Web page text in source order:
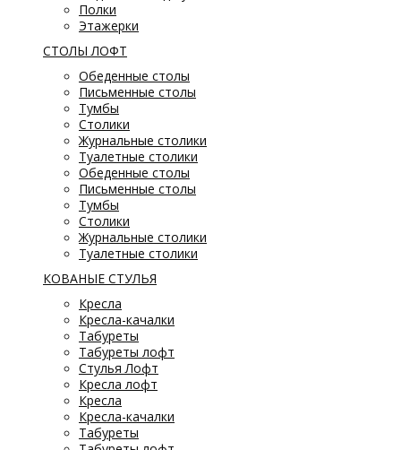
Полки
Этажерки
СТОЛЫ ЛОФТ
Обеденные столы
Письменные столы
Тумбы
Столики
Журнальные столики
Туалетные столики
Обеденные столы
Письменные столы
Тумбы
Столики
Журнальные столики
Туалетные столики
КОВАНЫЕ СТУЛЬЯ
Кресла
Кресла-качалки
Табуреты
Табуреты лофт
Стулья Лофт
Кресла лофт
Кресла
Кресла-качалки
Табуреты